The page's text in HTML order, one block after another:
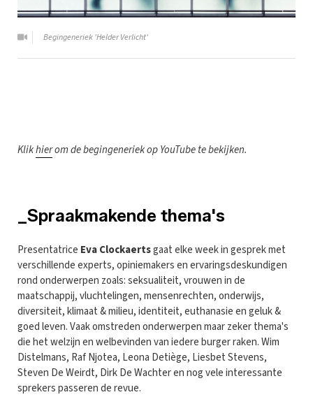
Begingeneriek 'Helder Verlicht'
Klikhierom de begingeneriek op YouTube te bekijken.
_Spraakmakende thema's
Presentatrice Eva Clockaertsgaat elke week in gesprek met
verschillende experts, opiniemakers en ervaringsdeskundigen
rond onderwerpen zoals: seksualiteit, vrouwen in de
maatschappij, vluchtelingen, mensenrechten, onderwijs,
diversiteit, klimaat & milieu, identiteit, euthanasie en geluk &
goed leven. Vaak omstreden onderwerpen maar zeker thema's
die het welzijn en welbevinden van iedere burger raken. Wim
Distelmans, Raf Njotea, Leona Detiège, Liesbet Stevens,
Steven De Weirdt, Dirk De Wachter en nog vele interessante
sprekers passeren de revue.